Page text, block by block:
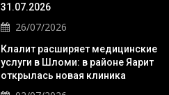
31.07.2026
26/07/2026
Клалит расширяет медицинские
услуги в Шломи: в районе Яарит
открылась новая клиника